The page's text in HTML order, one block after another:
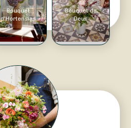
Bouquet
d'Hortensias
Bouquet de
Deuil